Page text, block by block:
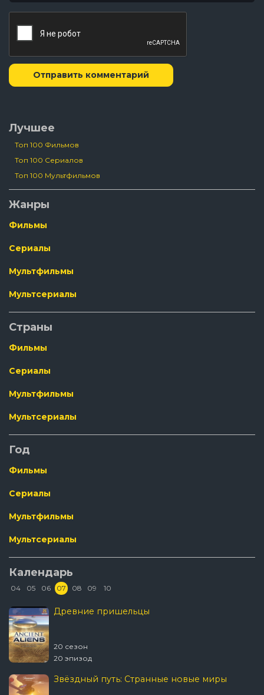
Отправить комментарий
Лучшее
Топ 100 Фильмов
Топ 100 Сериалов
Топ 100 Мультфильмов
Жанры
Фильмы
Сериалы
Мультфильмы
Мультсериалы
Страны
Фильмы
Сериалы
Мультфильмы
Мультсериалы
Год
Фильмы
Сериалы
Мультфильмы
Мультсериалы
Календарь
04 05 06 07 08 09 10
Древние пришельцы
20 сезон
20 эпизод
Звёздный путь: Странные новые миры